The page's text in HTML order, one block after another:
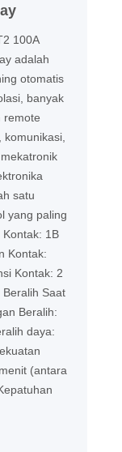
100A
adalah
otomatis
banyak
remote
satu
yang paling
1B
Kontak:
Kontak: 2
Saat
Beralih:
daya:
(antara